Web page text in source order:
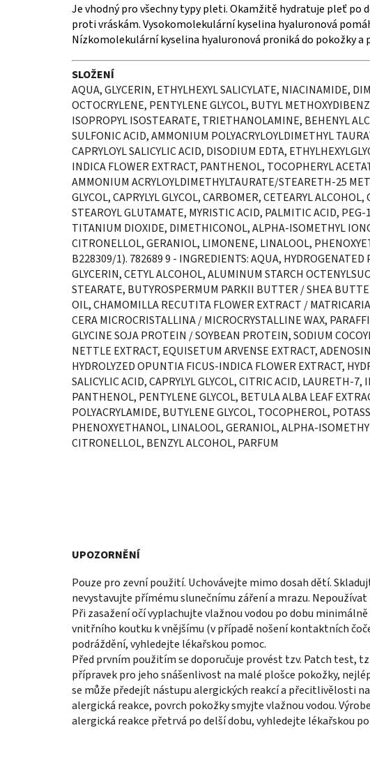
Je vhodný pro všechny typy pleti. Okamžitě hydratuje pleť po
proti vráskám. Vysokomolekulární kyselina hyaluronová
Nízkomolekulární kyselina hyaluronová proniká do pokožky a
SLOŽENÍ
AQUA, GLYCERIN, ETHYLHEXYL SALICYLATE, NIACINAMIDE,
OCTOCRYLENE, PENTYLENE GLYCOL, BUTYL
ISOPROPYL ISOSTEARATE, TRIETHANOLAMINE, BEHENYL
SULFONIC ACID, AMMONIUM POLYACRYLOYLDIMETHYL
CAPRYLOYL SALICYLIC ACID, DISODIUM EDTA,
INDICA FLOWER EXTRACT, PANTHENOL, TOCOPHERYL
AMMONIUM ACRYLOYLDIMETHYLTAURATE/STEARETH-25
GLYCOL, CAPRYLYL GLYCOL, CARBOMER, CETEARYL
STEAROYL GLUTAMATE, MYRISTIC ACID, PALMITIC ACID,
TITANIUM DIOXIDE, DIMETHICONOL, ALPHA-ISOMETHYL
CITRONELLOL, GERANIOL, LIMONENE, LINALOOL,
B228309/1). 782689 9 - INGREDIENTS: AQUA,
GLYCERIN, CETYL ALCOHOL, ALUMINUM STARCH
STEARATE, BUTYROSPERMUM PARKII BUTTER / SHEA
OIL, CHAMOMILLA RECUTITA FLOWER EXTRACT /
CERA MICROCRISTALLINA / MICROCRYSTALLINE WAX,
GLYCINE SOJA PROTEIN / SOYBEAN PROTEIN, SODIUM
NETTLE EXTRACT, EQUISETUM ARVENSE EXTRACT,
HYDROLYZED OPUNTIA FICUS-INDICA FLOWER EXTRACT,
SALICYLIC ACID, CAPRYLYL GLYCOL, CITRIC ACID, LAURETH-
PANTHENOL, PENTYLENE GLYCOL, BETULA ALBA LEAF
POLYACRYLAMIDE, BUTYLENE GLYCOL, TOCOPHEROL,
PHENOXYETHANOL, LINALOOL, GERANIOL, ALPHA-
CITRONELLOL, BENZYL ALCOHOL, PARFUM
UPOZORNĚNÍ
Pouze pro zevní použití. Uchovávejte mimo dosah dětí.
nevystavujte přímému slunečnímu záření a mrazu.
Při zasažení očí vyplachujte vlažnou vodou po dobu
vnitřního koutku k vnějšímu (v případě nošení kontaktních
podráždění, vyhledejte lékařskou pomoc.
Před prvním použitím se doporučuje provést tzv. Patch test,
přípravek pro jeho snášenlivost na malé plošce pokožky,
se může předejít nástupu alergických reakcí a přecitlivělosti
alergická reakce, povrch pokožky smyjte vlažnou vodou.
alergická reakce přetrvá po delší dobu, vyhledejte lékařskou